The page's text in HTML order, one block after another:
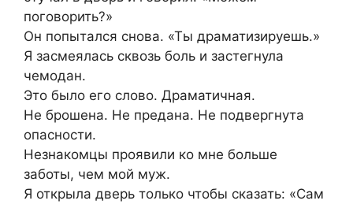
поговорить?»
Он попытался снова. «Ты драматизируешь.»
Я засмеялась сквозь боль и застегнула
чемодан.
Это было его слово. Драматичная.
Не брошена. Не предана. Не подвергнута
опасности.
Незнакомцы проявили ко мне больше
заботы, чем мой муж.
Я открыла дверь только чтобы сказать: «Сам